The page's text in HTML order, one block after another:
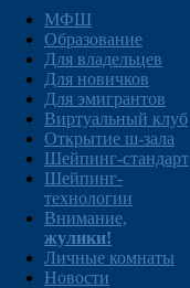
МФШ
Образование
Для владельцев
Для новичков
Для эмигрантов
Виртуальный клуб
Открытие ш-зала
Шейпинг-стандарт
Шейпинг-
технологии
Внимание,
жулики!
Личные комнаты
Новости